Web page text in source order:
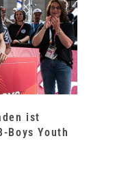
ist
Boys Youth